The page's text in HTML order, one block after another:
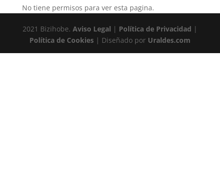
No tiene permisos para ver esta pagina.
2021 Bizihobe. Aviso Legal | Política de Privacidad |
Política de Cookies| Diseñado por Uraldes.com